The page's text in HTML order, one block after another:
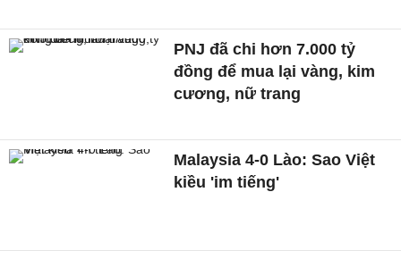
PNJ đã chi hơn 7.000 tỷ
đồng để mua lại vàng, kim
cương, nữ trang
Malaysia 4-0 Lào: Sao Việt
kiều 'im tiếng'